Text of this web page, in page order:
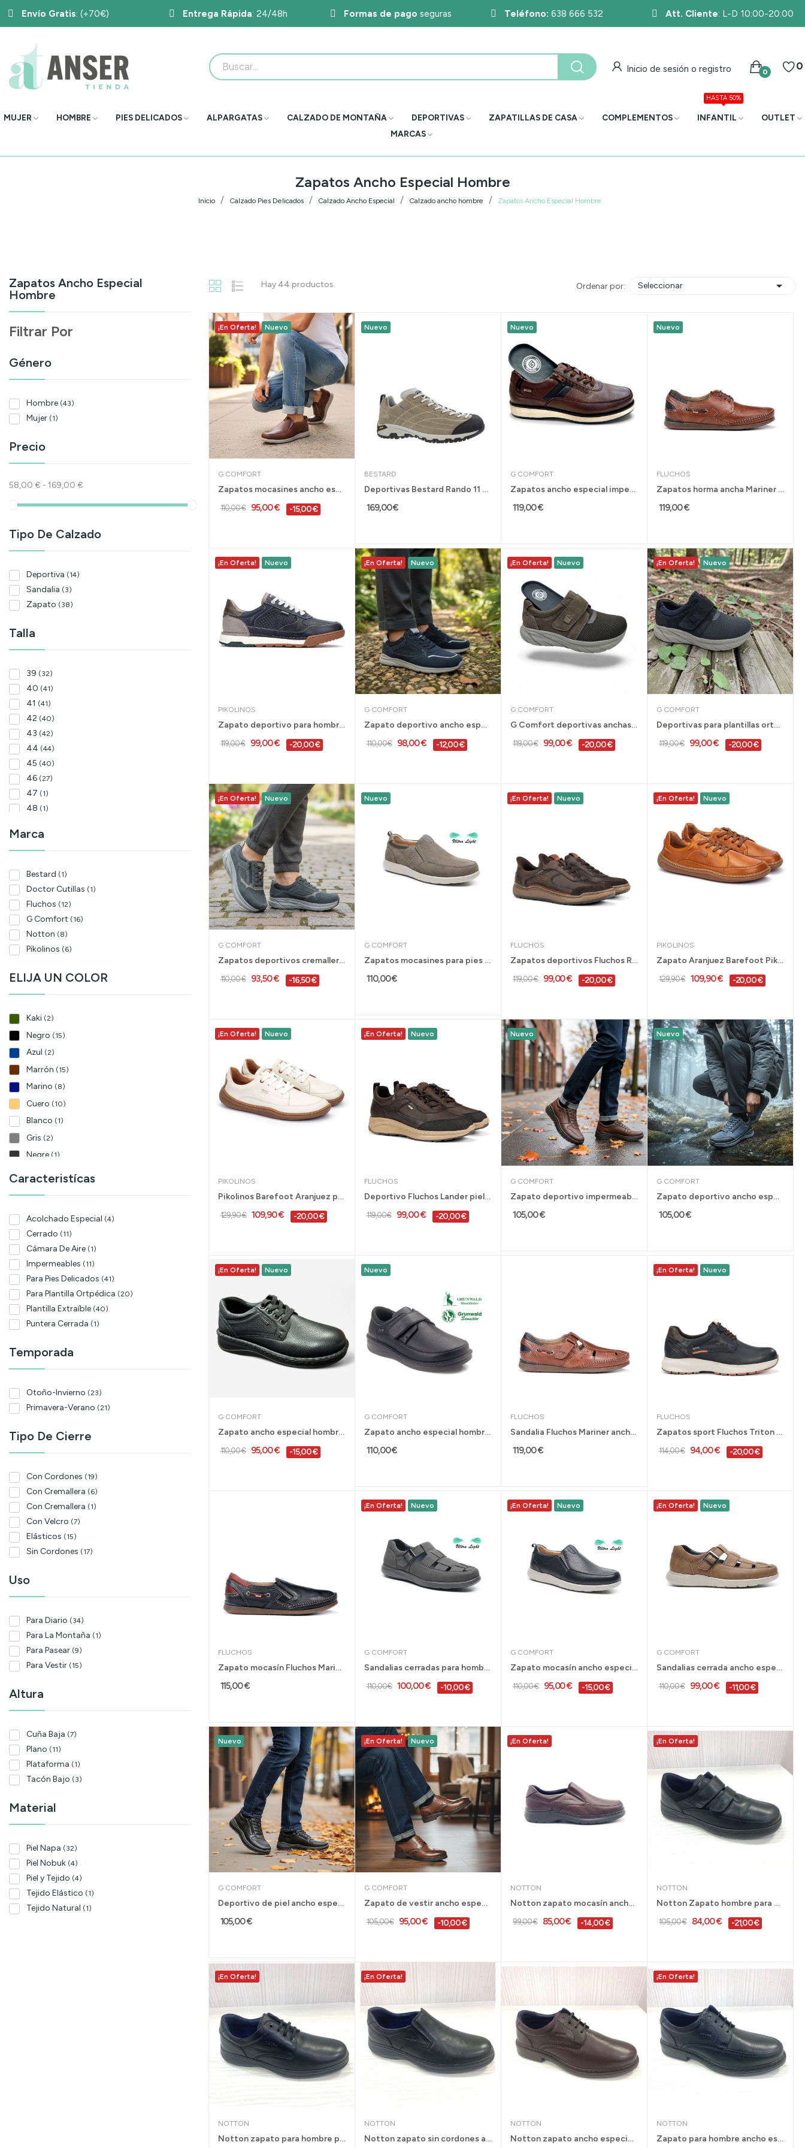
Envío Gratis: (+70€) Entrega Rápida: 24/48h Formas de pago seguras Teléfono: 638 666 532 Att. Cliente: L-D 10:00-20:00
Inicio de sesión o registro 0 0
MUJER HOMBRE PIES DELICADOS ALPARGATAS CALZADO DE MONTAÑA DEPORTIVAS ZAPATILLAS DE CASA COMPLEMENTOS INFANTIL
HASTA 50%
OUTLET
MARCAS
Zapatos Ancho Especial Hombre
Inicio Calzado Pies Delicados Calzado Ancho Especial Calzado ancho hombre Zapatos Ancho Especial Hombre
Zapatos Ancho Especial
Hombre
Filtrar Por
Género
Hombre (43)
Mujer (1)
Precio
58,00 € - 169,00 €
Tipo De Calzado
Deportiva (14)
Sandalia (3)
Zapato (38)
Talla
39 (32)
40 (41)
41 (41)
42 (40)
43 (42)
44 (44)
45 (40)
46 (27)
47 (1)
48 (1)
Marca
Bestard (1)
Doctor Cutillas (1)
Fluchos (12)
G Comfort (16)
Notton (8)
Pikolinos (6)
ELIJA UN COLOR
Kaki (2)
Negro (15)
Azul (2)
Marrón (15)
Marino (8)
Cuero (10)
Blanco (1)
Gris (2)
Negre (1)
(1)
Caracteristícas
Acolchado Especial (4)
Cerrado (11)
Cámara De Aire (1)
Impermeables (11)
Para Pies Delicados (41)
Para Plantilla Ortpédica (20)
Plantilla Extraíble (40)
Puntera Cerrada (1)
Temporada
Otoño-Invierno (23)
Primavera-Verano (21)
Tipo De Cierre
Con Cordones (19)
Con Cremallera (6)
Con Cremallera (1)
Con Velcro (7)
Elásticos (15)
Sin Cordones (17)
Uso
Para Diario (34)
Para La Montaña (1)
Para Pasear (9)
Para Vestir (15)
Altura
Cuña Baja (7)
Plano (11)
Plataforma (1)
Tacón Bajo (3)
Material
Piel Napa (32)
Piel Nobuk (4)
Piel y Tejido (4)
Tejido Elástico (1)
Tejido Natural (1)
Hay 44 productos. Ordenar por: Seleccionar 
¡En Oferta! Nuevo
G COMFORT
Zapatos mocasines ancho especial cuero G...
110,00 € 95,00 € -15,00 €
Nuevo
BESTARD
Deportivas Bestard Rando 11 Gore Tex horma...
169,00 €
Nuevo
G COMFORT
Zapatos ancho especial impermeables G Comfort...
119,00 €
Nuevo
FLUCHOS
Zapatos horma ancha Mariner de Fluchos para...
119,00 €
¡En Oferta! Nuevo
PIKOLINOS
Zapato deportivo para hombre Teide en azul...
119,00 € 99,00 € -20,00 €
¡En Oferta! Nuevo
G COMFORT
Zapato deportivo ancho especial G Comfort para...
110,00 € 98,00 € -12,00 €
¡En Oferta! Nuevo
G COMFORT
G Comfort deportivas anchas y cómodas con...
119,00 € 99,00 € -20,00 €
¡En Oferta! Nuevo
G COMFORT
Deportivas para plantillas ortopédicas con...
119,00 € 99,00 € -20,00 €
¡En Oferta! Nuevo
G COMFORT
Zapatos deportivos cremallera horma ancha G...
110,00 € 93,50 € -16,50 €
Nuevo
G COMFORT
Zapatos mocasines para pies delicados hombre G...
110,00 €
¡En Oferta! Nuevo
FLUCHOS
Zapatos deportivos Fluchos Rocky en piel sin...
119,00 € 99,00 € -20,00 €
¡En Oferta! Nuevo
PIKOLINOS
Zapato Aranjuez Barefoot Pikolinos para hombre...
129,90 € 109,90 € -20,00 €
¡En Oferta! Nuevo
PIKOLINOS
Pikolinos Barefoot Aranjuez para hombre en...
129,90 € 109,90 € -20,00 €
¡En Oferta! Nuevo
FLUCHOS
Deportivo Fluchos Lander piel negro impermeable...
119,00 € 99,00 € -20,00 €
Nuevo
G COMFORT
Zapato deportivo impermeable con cremallera G...
105,00 €
Nuevo
G COMFORT
Zapato deportivo ancho especial G Comfort...
105,00 €
¡En Oferta! Nuevo
G COMFORT
Zapato ancho especial hombre G Comfort...
110,00 € 95,00 € -15,00 €
Nuevo
G COMFORT
Zapato ancho especial hombre G Comfort...
110,00 €
FLUCHOS
Sandalia Fluchos Mariner ancho especial para...
119,00 €
¡En Oferta! Nuevo
FLUCHOS
Zapatos sport Fluchos Triton impermeables para...
114,00 € 94,00 € -20,00 €
FLUCHOS
Zapato mocasín Fluchos Mariner ancho especial...
115,00 €
¡En Oferta! Nuevo
G COMFORT
Sandalias cerradas para hombre pies delicados...
110,00 € 100,00 € -10,00 €
¡En Oferta! Nuevo
G COMFORT
Zapato mocasín ancho especial hombre Gcomfort...
110,00 € 95,00 € -15,00 €
¡En Oferta! Nuevo
G COMFORT
Sandalias cerrada ancho especial Gcomfort para...
110,00 € 99,00 € -11,00 €
Nuevo
G COMFORT
Deportivo de piel ancho especial G Comfort...
105,00 €
¡En Oferta! Nuevo
G COMFORT
Zapato de vestir ancho especial G Comfort...
105,00 € 95,00 € -10,00 €
¡En Oferta!
NOTTON
Notton zapato mocasín ancho especial hombre...
99,00 € 85,00 € -14,00 €
¡En Oferta!
NOTTON
Notton Zapato hombre para pies delicados con...
105,00 € 84,00 € -21,00 €
¡En Oferta!
NOTTON
Notton zapato para hombre pies delicados con...
¡En Oferta!
NOTTON
Notton zapato sin cordones ancho especial para...
NOTTON
Notton zapato ancho especial para hombre...
¡En Oferta!
NOTTON
Zapato para hombre ancho especial Notton con...